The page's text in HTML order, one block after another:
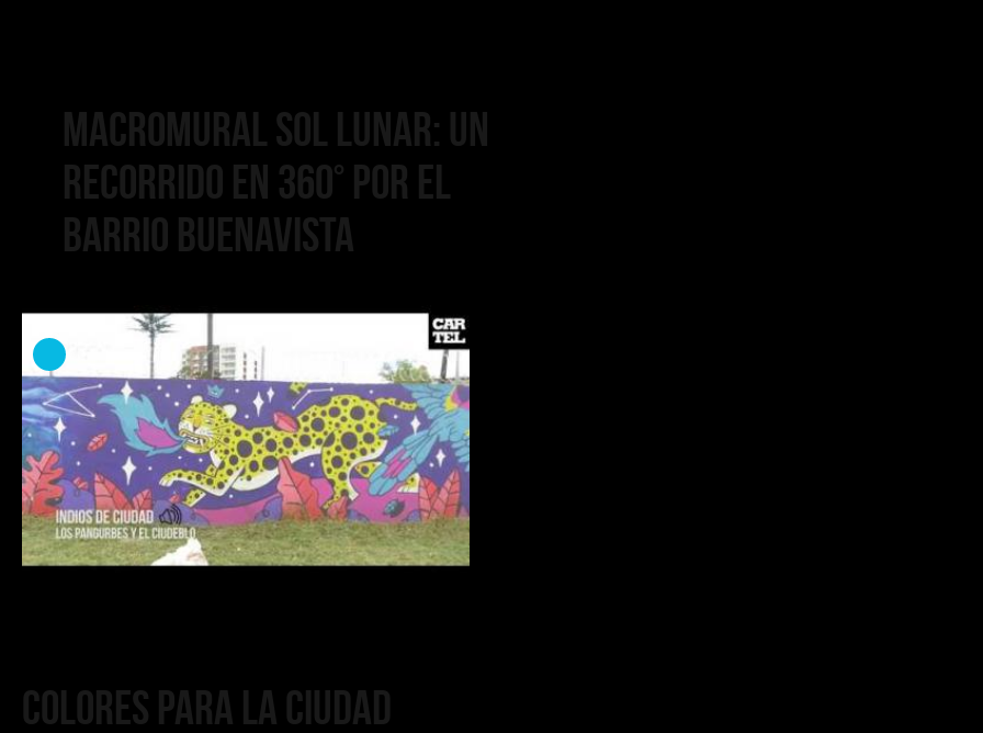
Macromural Sol Lunar: un
recorrido en 360° por el
barrio Buenavista
Colores para la Ciudad
Blanca: Arte Urbano en
Popayán
Colores para la Ciudad